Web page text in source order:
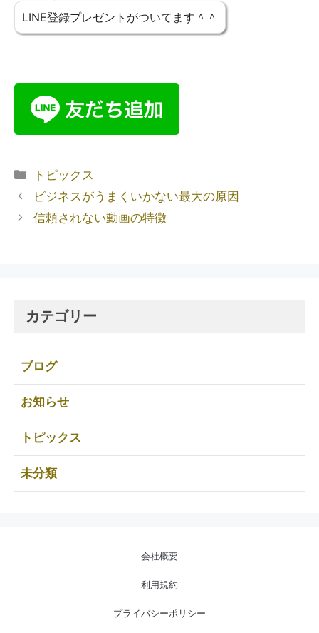
LINE登録プレゼントがついてます＾＾
トピックス
ビジネスがうまくいかない最大の原因
信頼されない動画の特徴
カテゴリー
ブログ
お知らせ
トピックス
未分類
会社概要
利用規約
プライバシーポリシー